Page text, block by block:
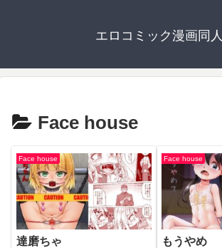
エロコミック漫画同人
Face house
Face house
達磨ちゃ
Face house
もうやめ